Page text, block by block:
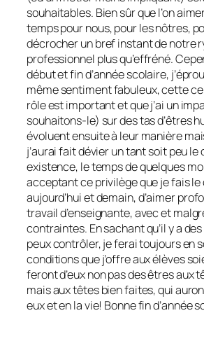
souhaitables. Bien sûr que l’on
temps pour nous, pour les nôtres,
décrocher un bref instant de notre
professionnel plus qu’effréné.
début et fin d’année scolaire,
même sentiment fabuleux, cette
rôle est important et que j’ai un
souhaitons-le) sur des tas d’êtres
évoluent ensuite à leur manière
j’aurai fait dévier un tant soit peu le
existence, le temps de quelques
acceptant ce privilège que je fais le
aujourd’hui et demain, d’aimer
travail d’enseignante, avec et
contraintes. En sachant qu’il y a
peux contrôler, je ferai toujours en
conditions que j’offre aux élèves
feront d’eux non pas des êtres aux
mais aux têtes bien faites, qui
eux et en la vie! Bonne fin d’année